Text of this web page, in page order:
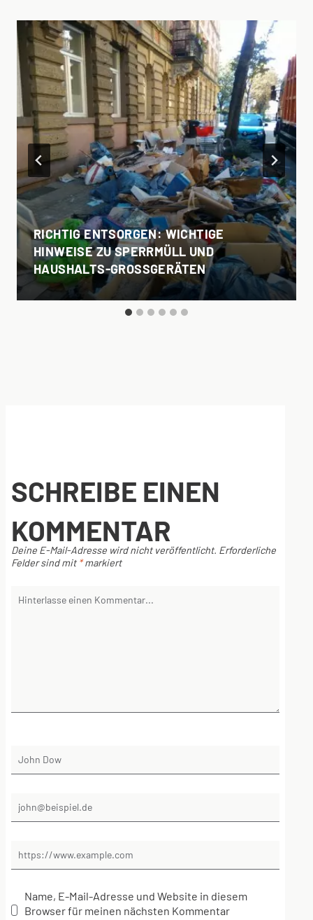
RICHTIG ENTSORGEN: WICHTIGE
HINWEISE ZU SPERRMÜLL UND
HAUSHALTS-GROSSGERÄTEN
SCHREIBE EINEN
KOMMENTAR
Deine E-Mail-Adresse wird nicht veröffentlicht. Erforderliche
Felder sind mit *markiert
Name, E-Mail-Adresse und Website in diesem
Browser für meinen nächsten Kommentar